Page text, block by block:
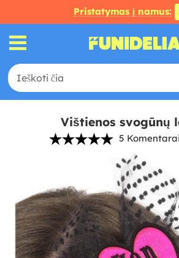
Pristatymas į namus:
Vištienos svogūnų
5 Komentarai